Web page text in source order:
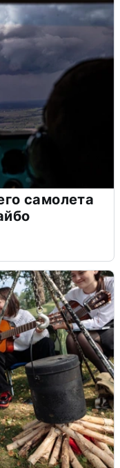
самолета